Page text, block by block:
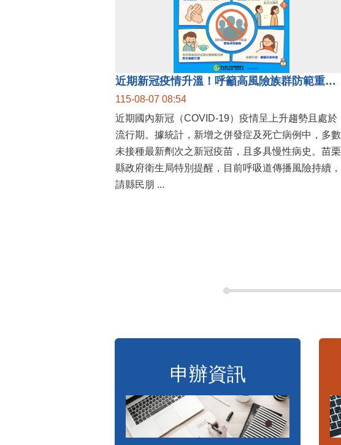
近期新冠疫情升溫！呼籲高風險族群防範重症、儘速接種疫苗及早就醫
115-08-07 08:54
近期國內新冠（COVID-19）疫情呈上升趨勢且處於
流行期。據統計，新增之併發症及死亡病例中，多數
未接種最新劑次之新冠疫苗，且多具慢性病史。苗栗
縣政府衛生局特別提醒，目前呼吸道傳播風險持續，
請縣民朋 ...
申辦資訊